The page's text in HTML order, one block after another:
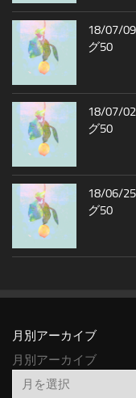
18/07/
グ50
18/07/
グ50
18/06/
グ50
月別アーカイブ
月別アーカイブ